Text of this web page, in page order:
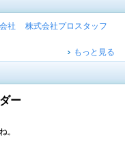
社 株式会社プロスタッフ
もっと見る
ー
。